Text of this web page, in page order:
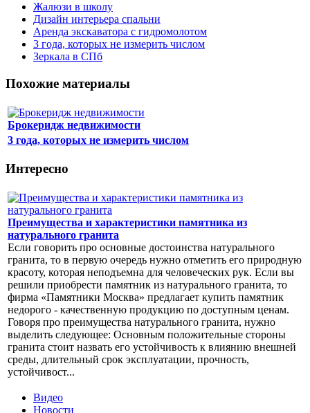
Жалюзи в школу
Дизайн интерьера спальни
Аренда экскаватора с гидромолотом
3 года, которых не измерить числом
Зеркала в СПб
Похожие материалы
Брокеридж недвижимости
3 года, которых не измерить числом
Интересно
Преимущества и характеристики памятника из
натурального гранита
Если говорить про основные достоинства натурального
гранита, то в первую очередь нужно отметить его природную
красоту, которая неподъемна для человеческих рук. Если вы
решили приобрести памятник из натурального гранита, то
фирма «Памятники Москва» предлагает купить памятник
недорого - качественную продукцию по доступным ценам.
Говоря про преимущества натурального гранита, нужно
выделить следующее: Основным положительные стороны
гранита стоит назвать его устойчивость к влиянию внешней
среды, длительный срок эксплуатации, прочность,
устойчивост...
Видео
Новости